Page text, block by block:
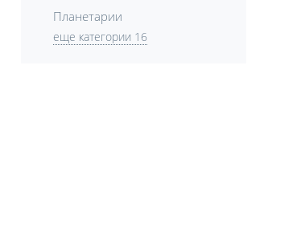
Планетарии
еще категории 16